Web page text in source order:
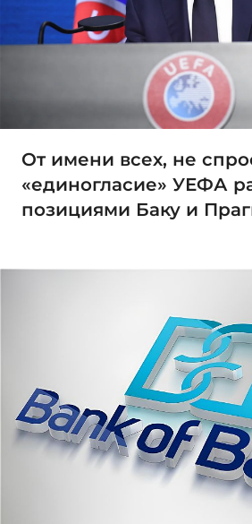
От имени всех, не
«единогласие» УЕФА
позициями Баку и